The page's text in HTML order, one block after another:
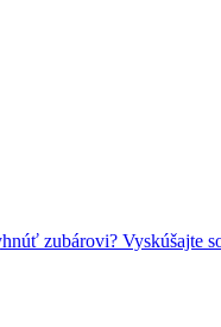
zubárovi? Vyskúšajte